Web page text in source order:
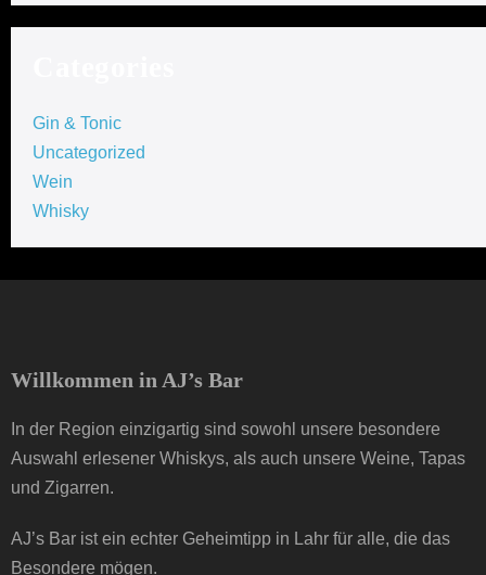
Gin & Tonic
Uncategorized
Wein
Whisky
Willkommen in AJ’s Bar
In der Region einzigartig sind sowohl unsere besondere
Auswahl erlesener Whiskys, als auch unsere Weine, Tapas
und Zigarren.
AJ’s Bar ist ein echter Geheimtipp in Lahr für alle, die das
Besondere mögen.